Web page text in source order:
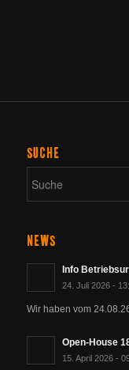
SUCHE
NEWS
Info
24. Juli 2026 -
Wir haben vom
Open-House
15. April 2026 -